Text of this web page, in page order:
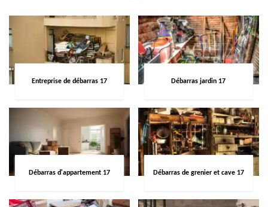
Entreprise de débarras 17 Débarras jardin 17
Débarras d'appartement 17 Débarras de grenier et cave 17